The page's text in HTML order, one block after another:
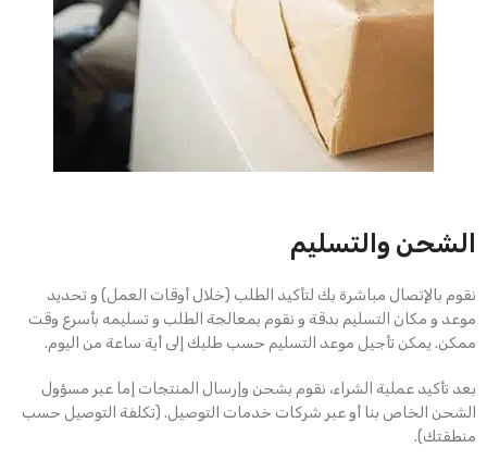
الشحن والتسليم
نقوم بالإتصال مباشرة بك لتأكيد الطلب (خلال أوقات العمل) و تحديد
موعد و مكان التسليم بدقة و نقوم بمعالجة الطلب و تسليمه بأسرع وقت
ممكن. يمكن تأجيل موعد التسليم حسب طلبك إلى أية ساعة من اليوم.
بعد تأكيد عملية الشراء، نقوم بشحن وإرسال المنتجات إما عبر مسؤول
الشحن الخاص بنا أو عبر شركات خدمات التوصيل. (تكلفة التوصيل حسب
منطقتك).